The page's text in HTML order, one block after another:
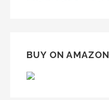
BUY ON AMAZON